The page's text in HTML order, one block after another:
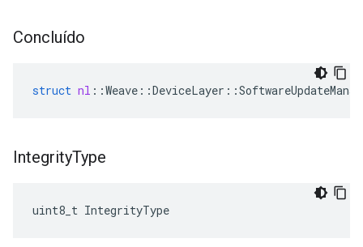
Concluído
struct nl ::Weave ::DeviceLayer ::
IntegrityType
uint8_t IntegrityType